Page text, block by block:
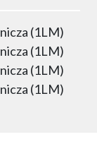
(1LM)
(1LM)
(1LM)
(1LM)